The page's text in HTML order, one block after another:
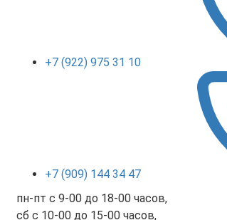
+7 (922) 975 31 10
+7 (909) 144 34 47
пн-пт с 9-00 до 18-00 часов,
сб с 10-00 до 15-00 часов,